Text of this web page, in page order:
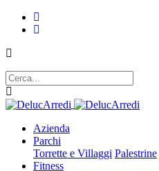
Azienda
Parchi
Torrette e Villaggi Palestrine
Fitness